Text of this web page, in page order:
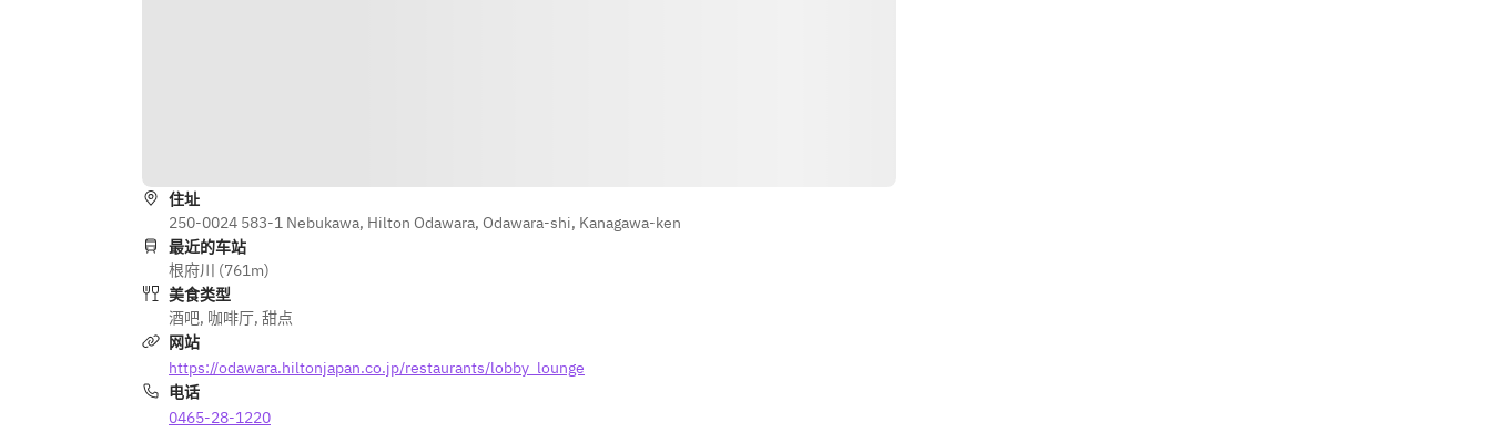
住址
250-0024 583-1 Nebukawa, Hilton Odawara, Odawara-shi, Kanagawa-ken
最近的车站
根府川 (761m)
美食类型
酒吧, 咖啡厅, 甜点
网站
https://odawara.hiltonjapan.co.jp/restaurants/lobby_lounge
电话
0465-28-1220